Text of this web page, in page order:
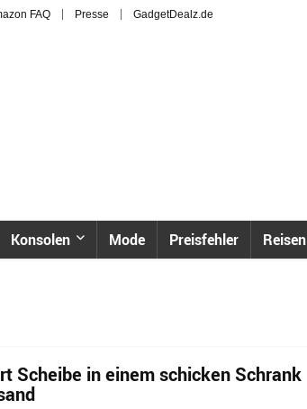
FAQ Presse GadgetDealz.de
Konsolen Mode Preisfehler Reisen
Scheibe in einem schicken Schrank